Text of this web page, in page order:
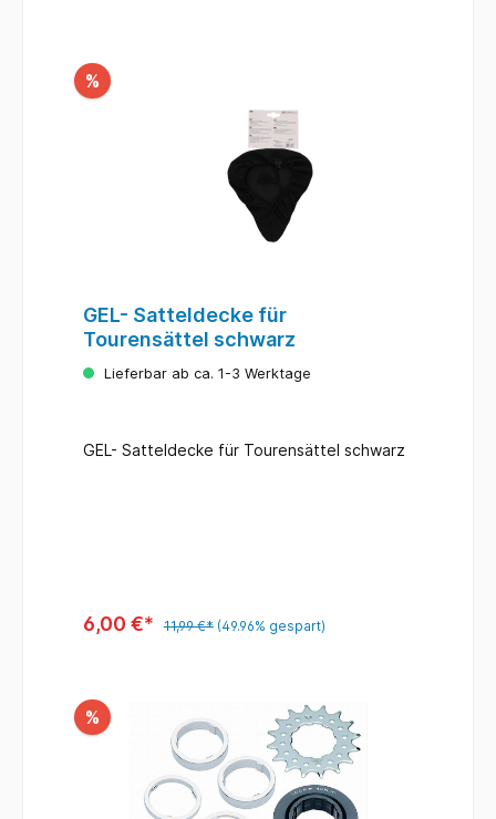
%
GEL- Satteldecke für
Tourensättel schwarz
Lieferbar ab ca. 1-3 Werktage
GEL- Satteldecke für Tourensättel schwarz
6,00 €* 11,99 €* (49.96% gespart)
%